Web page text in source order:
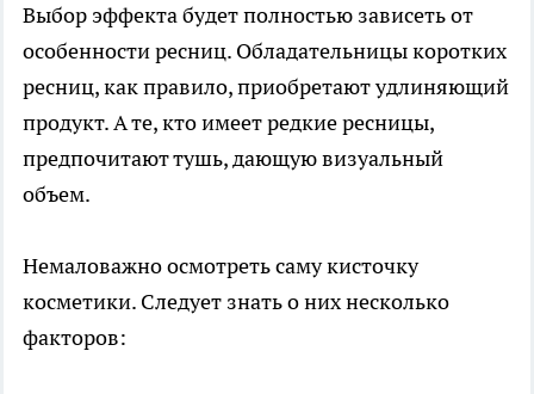
Выбор эффекта будет полностью зависеть от
особенности ресниц. Обладательницы коротких
ресниц, как правило, приобретают удлиняющий
продукт. А те, кто имеет редкие ресницы,
предпочитают тушь, дающую визуальный
объем.
Немаловажно осмотреть саму кисточку
косметики. Следует знать о них несколько
факторов: